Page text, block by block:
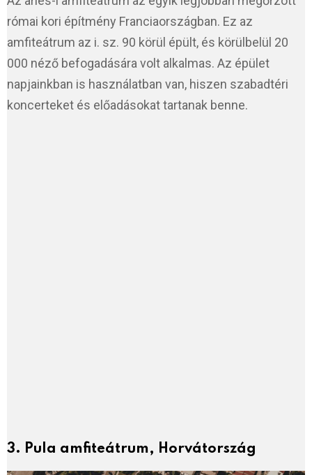
római kori építmény Franciaországban. Ez az
amfiteátrum az i. sz. 90 körül épült, és körülbelül 20
000 néző befogadására volt alkalmas. Az épület
napjainkban is használatban van, hiszen szabadtéri
koncerteket és előadásokat tartanak benne.
3. Pula amfiteátrum, Horvátország